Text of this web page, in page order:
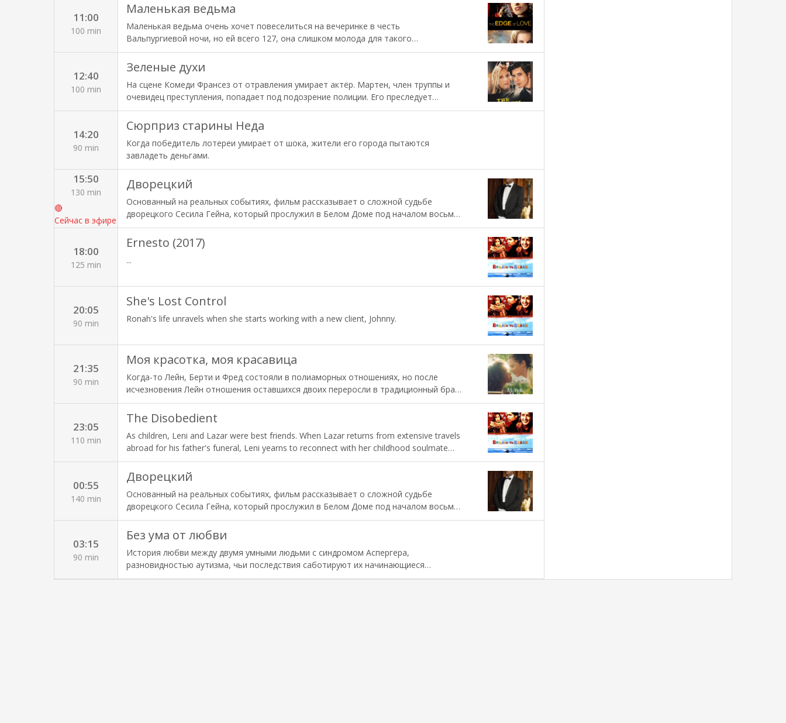
11:00
100 min
Маленькая ведьма
Маленькая ведьма очень хочет повеселиться на вечеринке в честь
Вальпургиевой ночи, но ей всего 127, она слишком молода для такого
мероприятия. Девушка тайком пробирается на праздник, но ее ловят и в
наказание поручают выучить все заклинания из великой магической книги за один
год, чтобы доказать всем, что она уже взрослая. Однако усердие и трудолюбие не
являются сильными сторонами героини, к тому же злая колдунья Румпумпель
всеми способами пытается помешать выполнению ее задачи.
12:40
100 min
Зеленые духи
На сцене Комеди Франсез от отравления умирает актёр. Мартен, член труппы и
очевидец преступления, попадает под подозрение полиции. Его преследует
таинственная организация, заказавшая убийство. С помощью Клер, автора
комиксов, Мартен попытается раскрыть тайну, окутывающую это дело, пускаясь в
сумбурное путешествие по Европе.
14:20
90 min
Сюрприз старины Неда
Когда победитель лотереи умирает от шока, жители его города пытаются
завладеть деньгами.
15:50
130 min
🔴
Сейчас в эфире
Дворецкий
Основанный на реальных событиях, фильм рассказывает о сложной судьбе
дворецкого Сесила Гейна, который прослужил в Белом Доме под началом восьми
разных президентов. 2013
18:00
125 min
Ernesto (2017)
...
20:05
90 min
She's Lost Control
Ronah's life unravels when she starts working with a new client, Johnny.
21:35
90 min
Моя красотка, моя красавица
Когда-то Лейн, Берти и Фред состояли в полиаморных отношениях, но после
исчезновения Лейн отношения оставшихся двоих переросли в традиционный брак.
Внезапное появление Лейн вносит хаос и ревность в жизнь героев, заставляя их
переосмысливать собственные чувства и границы.
23:05
110 min
The Disobedient
As children, Leni and Lazar were best friends. When Lazar returns from extensive travels
abroad for his father's funeral, Leni yearns to reconnect with her childhood soulmate
but still feels the sting of their years of estrangement.
00:55
140 min
Дворецкий
Основанный на реальных событиях, фильм рассказывает о сложной судьбе
дворецкого Сесила Гейна, который прослужил в Белом Доме под началом восьми
разных президентов. 2013
03:15
90 min
Без ума от любви
История любви между двумя умными людьми с синдромом Аспергера,
разновидностью аутизма, чьи последствия саботируют их начинающиеся
отношения.